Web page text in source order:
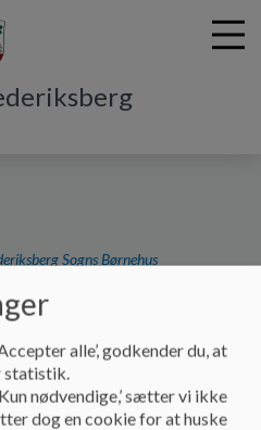
Sogns Børnehus
alle’, godkender du, at
statistik.
nødvendige,’ sætter vi ikke
dog en cookie for at huske